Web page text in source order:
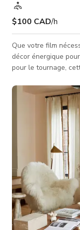
$100 CAD/h
Que votre film
décor énergique
pour le tournage,
Réservez-la,
parfaite est prête pour son
moderne toute
dramatique —